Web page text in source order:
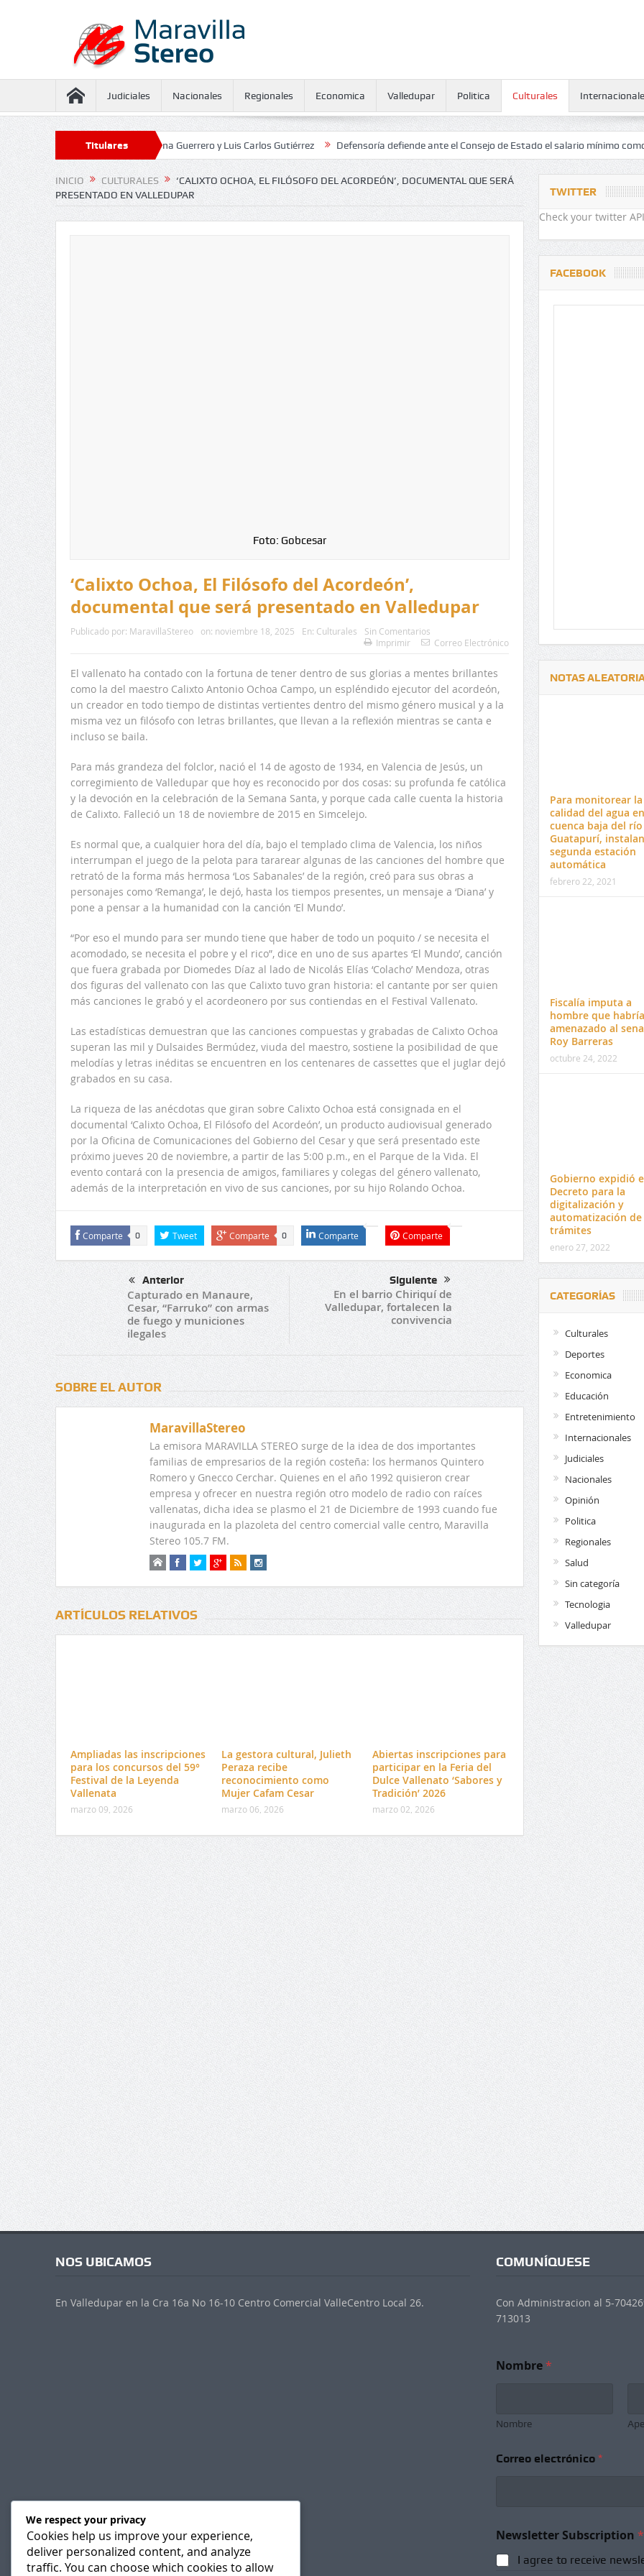
Judiciales Nacionales Regionales Economica Valledupar Politica Culturales
Titulares
contra Juliana Guerrero y Luis Carlos Gutiérrez Defensoría defiende ante el Consejo de Estado el salario mínimo como
INICIO CULTURALES
‘CALIXTO OCHOA, EL FILÓSOFO DEL ACORDEÓN’, DOCUMENTAL QUE SERÁ
PRESENTADO EN VALLEDUPAR
Foto: Gobcesar
‘Calixto Ochoa, El Filósofo del Acordeón’,
documental que será presentado en Valledupar
Publicado por: MaravillaStereo on: noviembre 18, 2025 En: Culturales
Sin Comentarios
Imprimir
Correo Electrónico
El vallenato ha contado con la fortuna de tener dentro de sus glorias a mentes brillantes
como la del maestro Calixto Antonio Ochoa Campo, un espléndido ejecutor del acordeón,
un creador en todo tiempo de distintas vertientes dentro del mismo género musical y a la
misma vez un filósofo con letras brillantes, que llevan a la reflexión mientras se canta e
incluso se baila.
Para más grandeza del folclor, nació el 14 de agosto de 1934, en Valencia de Jesús, un
corregimiento de Valledupar que hoy es reconocido por dos cosas: su profunda fe católica
y la devoción en la celebración de la Semana Santa, y porque cada calle cuenta la historia
de Calixto. Falleció un 18 de noviembre de 2015 en Simcelejo.
Es normal que, a cualquier hora del día, bajo el templado clima de Valencia, los niños
interrumpan el juego de la pelota para tararear algunas de las canciones del hombre que
retrató de la forma más hermosa ‘Los Sabanales’ de la región, creó para sus obras a
personajes como ‘Remanga’, le dejó, hasta los tiempos presentes, un mensaje a ‘Diana’ y
pone a pensar a la humanidad con la canción ‘El Mundo’.
“Por eso el mundo para ser mundo tiene que haber de todo un poquito / se necesita el
acomodado, se necesita el pobre y el rico”, dice en uno de sus apartes ‘El Mundo’, canción
que fuera grabada por Diomedes Díaz al lado de Nicolás Elías ‘Colacho’ Mendoza, otras
dos figuras del vallenato con las que Calixto tuvo gran historia: el cantante por ser quien
más canciones le grabó y el acordeonero por sus contiendas en el Festival Vallenato.
Las estadísticas demuestran que las canciones compuestas y grabadas de Calixto Ochoa
superan las mil y Dulsaides Bermúdez, viuda del maestro, sostiene la posibilidad de que
melodías y letras inéditas se encuentren en los centenares de cassettes que el juglar dejó
grabados en su casa.
La riqueza de las anécdotas que giran sobre Calixto Ochoa está consignada en el
documental ‘Calixto Ochoa, El Filósofo del Acordeón’, un producto audiovisual generado
por la Oficina de Comunicaciones del Gobierno del Cesar y que será presentado este
próximo jueves 20 de noviembre, a partir de las 5:00 p.m., en el Parque de la Vida. El
evento contará con la presencia de amigos, familiares y colegas del género vallenato,
además de la interpretación en vivo de sus canciones, por su hijo Rolando Ochoa.
Comparte 0 Tweet Comparte 0 Comparte Comparte
Anterior
Capturado en Manaure,
Cesar, “Farruko” con armas
de fuego y municiones
ilegales
Siguiente
En el barrio Chiriquí de
Valledupar, fortalecen la
convivencia
SOBRE EL AUTOR
MaravillaStereo
La emisora MARAVILLA STEREO surge de la idea de dos importantes
familias de empresarios de la región costeña: los hermanos Quintero
Romero y Gnecco Cerchar. Quienes en el año 1992 quisieron crear
empresa y ofrecer en nuestra región otro modelo de radio con raíces
vallenatas, dicha idea se plasmo el 21 de Diciembre de 1993 cuando fue
inaugurada en la plazoleta del centro comercial valle centro, Maravilla
Stereo 105.7 FM.
ARTÍCULOS RELATIVOS
Ampliadas las inscripciones
para los concursos del 59°
Festival de la Leyenda
Vallenata
marzo 09, 2026
La gestora cultural, Julieth
Peraza recibe
reconocimiento como
Mujer Cafam Cesar
marzo 06, 2026
Abiertas inscripciones para
participar en la Feria del
Dulce Vallenato ‘Sabores y
Tradición’ 2026
marzo 02, 2026
TWITTER
Check your twitter
FACEBOOK
NOTAS
Para monitorear la
calidad del agua
cuenca baja del río
Guatapurí, instalan
segunda estación
automática
febrero 22, 2021
Fiscalía imputa a
hombre que habría
amenazado al
Roy Barreras
octubre 24, 2022
Gobierno expidió
Decreto para la
digitalización y
automatización de
trámites
enero 27, 2022
CATEGORÍAS
Culturales
Deportes
Economica
Educación
Entretenimiento
Internacionales
Judiciales
Nacionales
Opinión
Politica
Regionales
Salud
Sin categoría
Tecnologia
Valledupar
Delwin Jiménez, nuevo Contralor
Departamental del Cesar
El 17 de enero vence
venta de pines para
preuniversitario de la
NOS UBICAMOS
En Valledupar en la Cra 16a No 16-10 Centro Comercial ValleCentro Local 26.
COMUNÍQUESE
Con Administracion al 5-
713013
Nombre*
Nombre
Correo electrónico *
e
w
s
Newsletter Subscription *
I agree to receive
We respect your privacy
Cookies help us improve your experience,
deliver personalized content, and analyze
traffic. You can choose which cookies to allow